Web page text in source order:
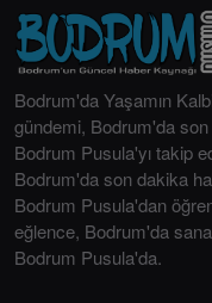
Bodrum'da Yaşamın
gündemi, Bodrum'da
Bodrum Pusula'yı takip
Bodrum'da son dakika
Bodrum Pusula'dan
eğlence, Bodrum'da
Bodrum Pusula'da.